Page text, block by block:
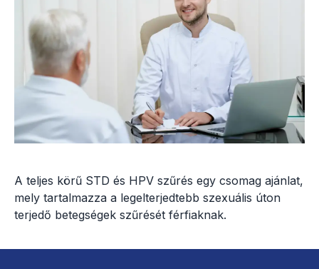
A teljes körű STD és HPV szűrés egy csomag ajánlat,
mely tartalmazza a legelterjedtebb szexuális úton
terjedő betegségek szűrését férfiaknak.